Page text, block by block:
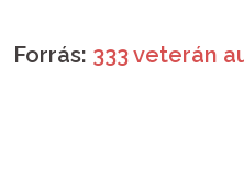
Forrás: 333 veterán